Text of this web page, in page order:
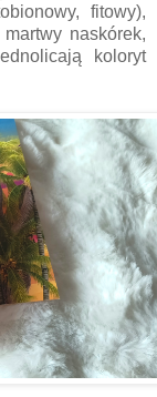
fitowy),
naskórek,
koloryt